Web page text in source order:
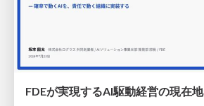
FDEが実現するAI駆動経営の現在地